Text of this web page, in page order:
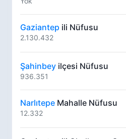
Gaziantep ili Nüfusu
2.130.432
Şahinbey ilçesi Nüfusu
936.351
Narlıtepe Mahalle Nüfusu
12.332